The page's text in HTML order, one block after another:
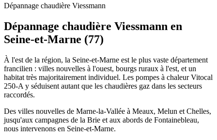
Dépannage chaudière Viessmann
Dépannage chaudière Viessmann en
Seine-et-Marne (77)
À l'est de la région, la Seine-et-Marne est le plus vaste département
francilien : villes nouvelles à l'ouest, bourgs ruraux à l'est, et un
habitat très majoritairement individuel. Les pompes à chaleur Vitocal
250-A y séduisent autant que les chaudières gaz dans les secteurs
raccordés.
Des villes nouvelles de Marne-la-Vallée à Meaux, Melun et Chelles,
jusqu'aux campagnes de la Brie et aux abords de Fontainebleau,
nous intervenons en Seine-et-Marne.